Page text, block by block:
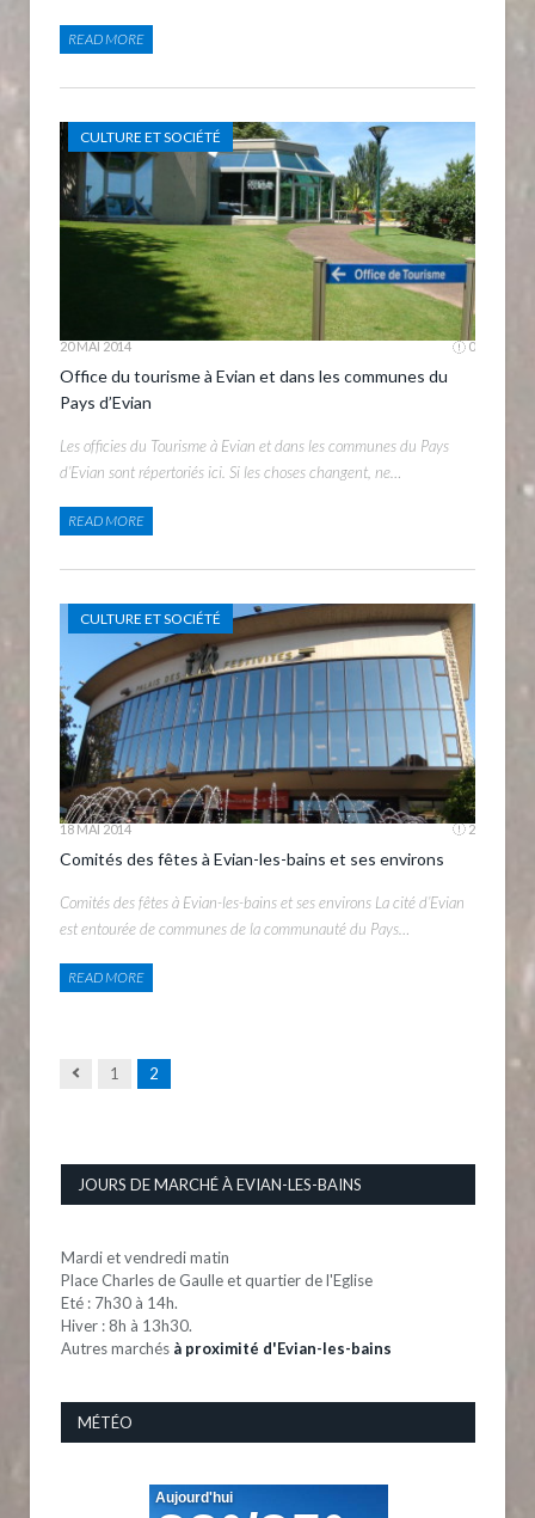
READ MORE
CULTURE ET SOCIÉTÉ
20 MAI 2014 0
Office du tourisme à Evian et dans les communes du
Pays d’Evian
Les officies du Tourisme à Evian et dans les communes du Pays
d’Evian sont répertoriés ici. Si les choses changent, ne…
READ MORE
CULTURE ET SOCIÉTÉ
18 MAI 2014 2
Comités des fêtes à Evian-les-bains et ses environs
Comités des fêtes à Evian-les-bains et ses environs La cité d’Evian
est entourée de communes de la communauté du Pays…
READ MORE
Previous
1 2
JOURS DE MARCHÉ À EVIAN-LES-BAINS
Mardi et vendredi matin
Place Charles de Gaulle et quartier de l'Eglise
Eté : 7h30 à 14h.
Hiver : 8h à 13h30.
Autres marchés à proximité d'Evian-les-bains
MÉTÉO